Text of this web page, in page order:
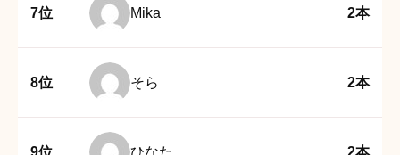
7位 Mika 2本
8位 そら 2本